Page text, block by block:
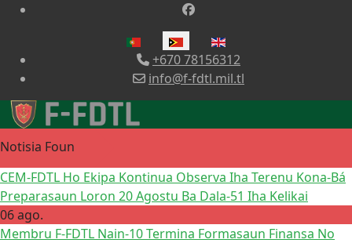
Selecione o seu idioma
+670 78156312
info@f-fdtl.mil.tl
Notisia Foun
CEM-FDTL Ho Ekipa Kontinua Observa Iha Terenu Kona-Bá
Preparasaun Loron 20 Agostu Ba Dala-51 Iha Kelikai
06 ago.
Membru F-FDTL Nain-10 Termina Formasaun Finansa No